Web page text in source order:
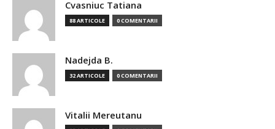
Cvasniuc Tatiana
88 ARTICOLE 0 COMENTARII
Nadejda B.
32 ARTICOLE 0 COMENTARII
Vitalii Mereutanu